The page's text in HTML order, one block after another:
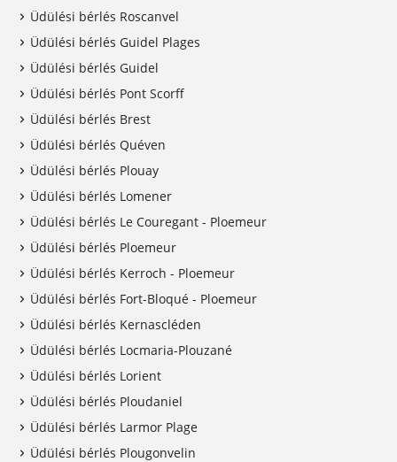
Üdülési bérlés Roscanvel
Üdülési bérlés Guidel Plages
Üdülési bérlés Guidel
Üdülési bérlés Pont Scorff
Üdülési bérlés Brest
Üdülési bérlés Quéven
Üdülési bérlés Plouay
Üdülési bérlés Lomener
Üdülési bérlés Le Couregant - Ploemeur
Üdülési bérlés Ploemeur
Üdülési bérlés Kerroch - Ploemeur
Üdülési bérlés Fort-Bloqué - Ploemeur
Üdülési bérlés Kernascléden
Üdülési bérlés Locmaria-Plouzané
Üdülési bérlés Lorient
Üdülési bérlés Ploudaniel
Üdülési bérlés Larmor Plage
Üdülési bérlés Plougonvelin